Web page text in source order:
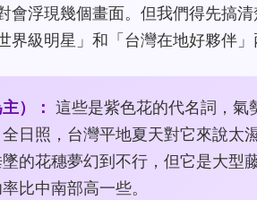
會浮現幾個畫面。但我們得先搞
界級明星」和「台灣在地好夥伴」
）： 這些是紫色花的代名詞，氣
日照，台灣平地夏天對它來說太
的花穗夢幻到不行，但它是大型
比中南部高一些。